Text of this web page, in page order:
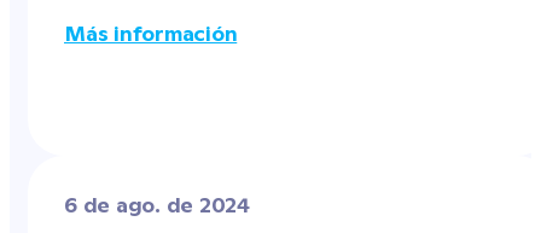
Más información
6 de ago. de 2024